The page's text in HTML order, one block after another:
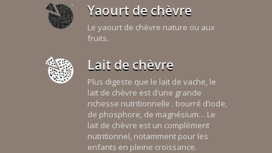
Yaourt de chèvre
Le yaourt de chèvre nature ou aux
fruits.
Lait de chèvre
Plus digeste que le lait de vache, le
lait de chèvre est d’une grande
richesse nutritionnelle : bourré d’iode,
de phosphore, de magnésium… Le
lait de chèvre est un complément
nutritionnel, notamment pour les
enfants en pleine croissance.